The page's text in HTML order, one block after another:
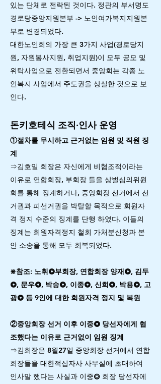
있는 단체로 전락된 것이다. 정관의 부서명도
경로당중앙지원본부 -> 노인여가복지지원본
부로 변경되었다.
대한노인회의 가장 큰 3가지 사업(경로당지
원, 자원봉사지원, 취업지원)이 모두 공모 및
위탁사업으로 전환되면서 중앙회는 각종 노
인복지 사업에서 주도권을 상실한 것으로 보
인다.
돈키호테식 조직·인사 운영
①절차를 무시하고 근거없는 임원 및 직원 징
계
⇒김호일 회장은 자신에게 비혐조적이라는
이유로 연합회장, 부회장 들을 상벌심의위원
회를 통해 징계하거나, 중앙회장 선거에서 선
거권과 피선거권을 박탈할 목적으로 회원자
격 정지 수준의 징계를 단행 하였다. 이들의
징계는 회원자격정지 철회 가처분신청과 본
안 소송을 통해 모두 회복되었다.
⋇참조: 노휘⭗부회장, 연합회장 양재⭗, 김두
⭗, 문우⭗, 박승⭗, 이종⭗, 신희⭗, 박용⭗, 고
광⭗ 등 9인에 대한 회원자격 정지 및 복원
②중앙회장 선거 이후 이중⭗ 당선자에게 협
조했다는 이유로 근거없이 임원 징계
⇒김회장은 8월27일 중앙회장 선거에서 연합
회장들을 대한적십자사 사무실에 초대하여
인사말 했다는 사실과 이중⭗ 회장 당선자에